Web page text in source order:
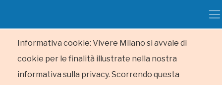
Informativa cookie: Vivere Milano si avvale di
cookie per le finalità illustrate nella nostra
informativa sulla privacy. Scorrendo questa